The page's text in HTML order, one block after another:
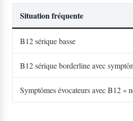
Situation fréquente
B12 sérique basse
B12 sérique borderline avec
Symptômes évocateurs avec B12 «